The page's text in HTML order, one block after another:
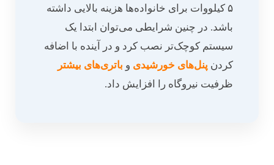
۵ کیلووات برای خانواده‌ها هزینه بالایی داشته
باشد. در چنین شرایطی می‌توان ابتدا یک
سیستم کوچک‌تر نصب کرد و در آینده با اضافه
کردن پنل‌های خورشیدی و باتری‌های بیشتر
ظرفیت نیروگاه را افزایش داد.